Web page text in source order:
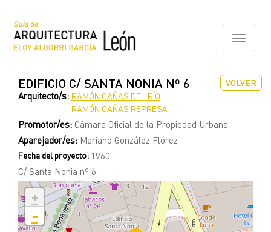
contenido
principal
Toggle
VOLVER
EDIFICIO C/ SANTA NONIA Nº 6
Arquitecto/s: RAMÓN CAÑAS DEL RÍO
RAMÓN CAÑAS REPRESA
Promotor/es: Cámara Oficial de la Propiedad Urbana
Aparejador/es: Mariano González Flórez
Fecha del proyecto: 1960
C/ Santa Nonia nº 6
+
-